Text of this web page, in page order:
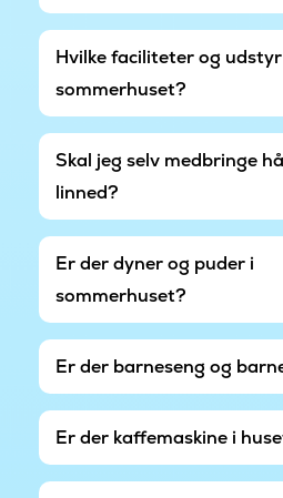
Hvilke faciliteter og
sommerhuset?
Skal jeg selv medbringe
linned?
Er der dyner og puder i
sommerhuset?
Er der barneseng og
Er der kaffemaskine i